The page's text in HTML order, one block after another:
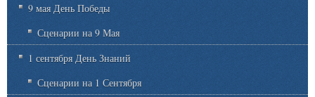
9 мая День Победы
Сценарии на 9 Мая
1 сентября День Знаний
Сценарии на 1 Сентября